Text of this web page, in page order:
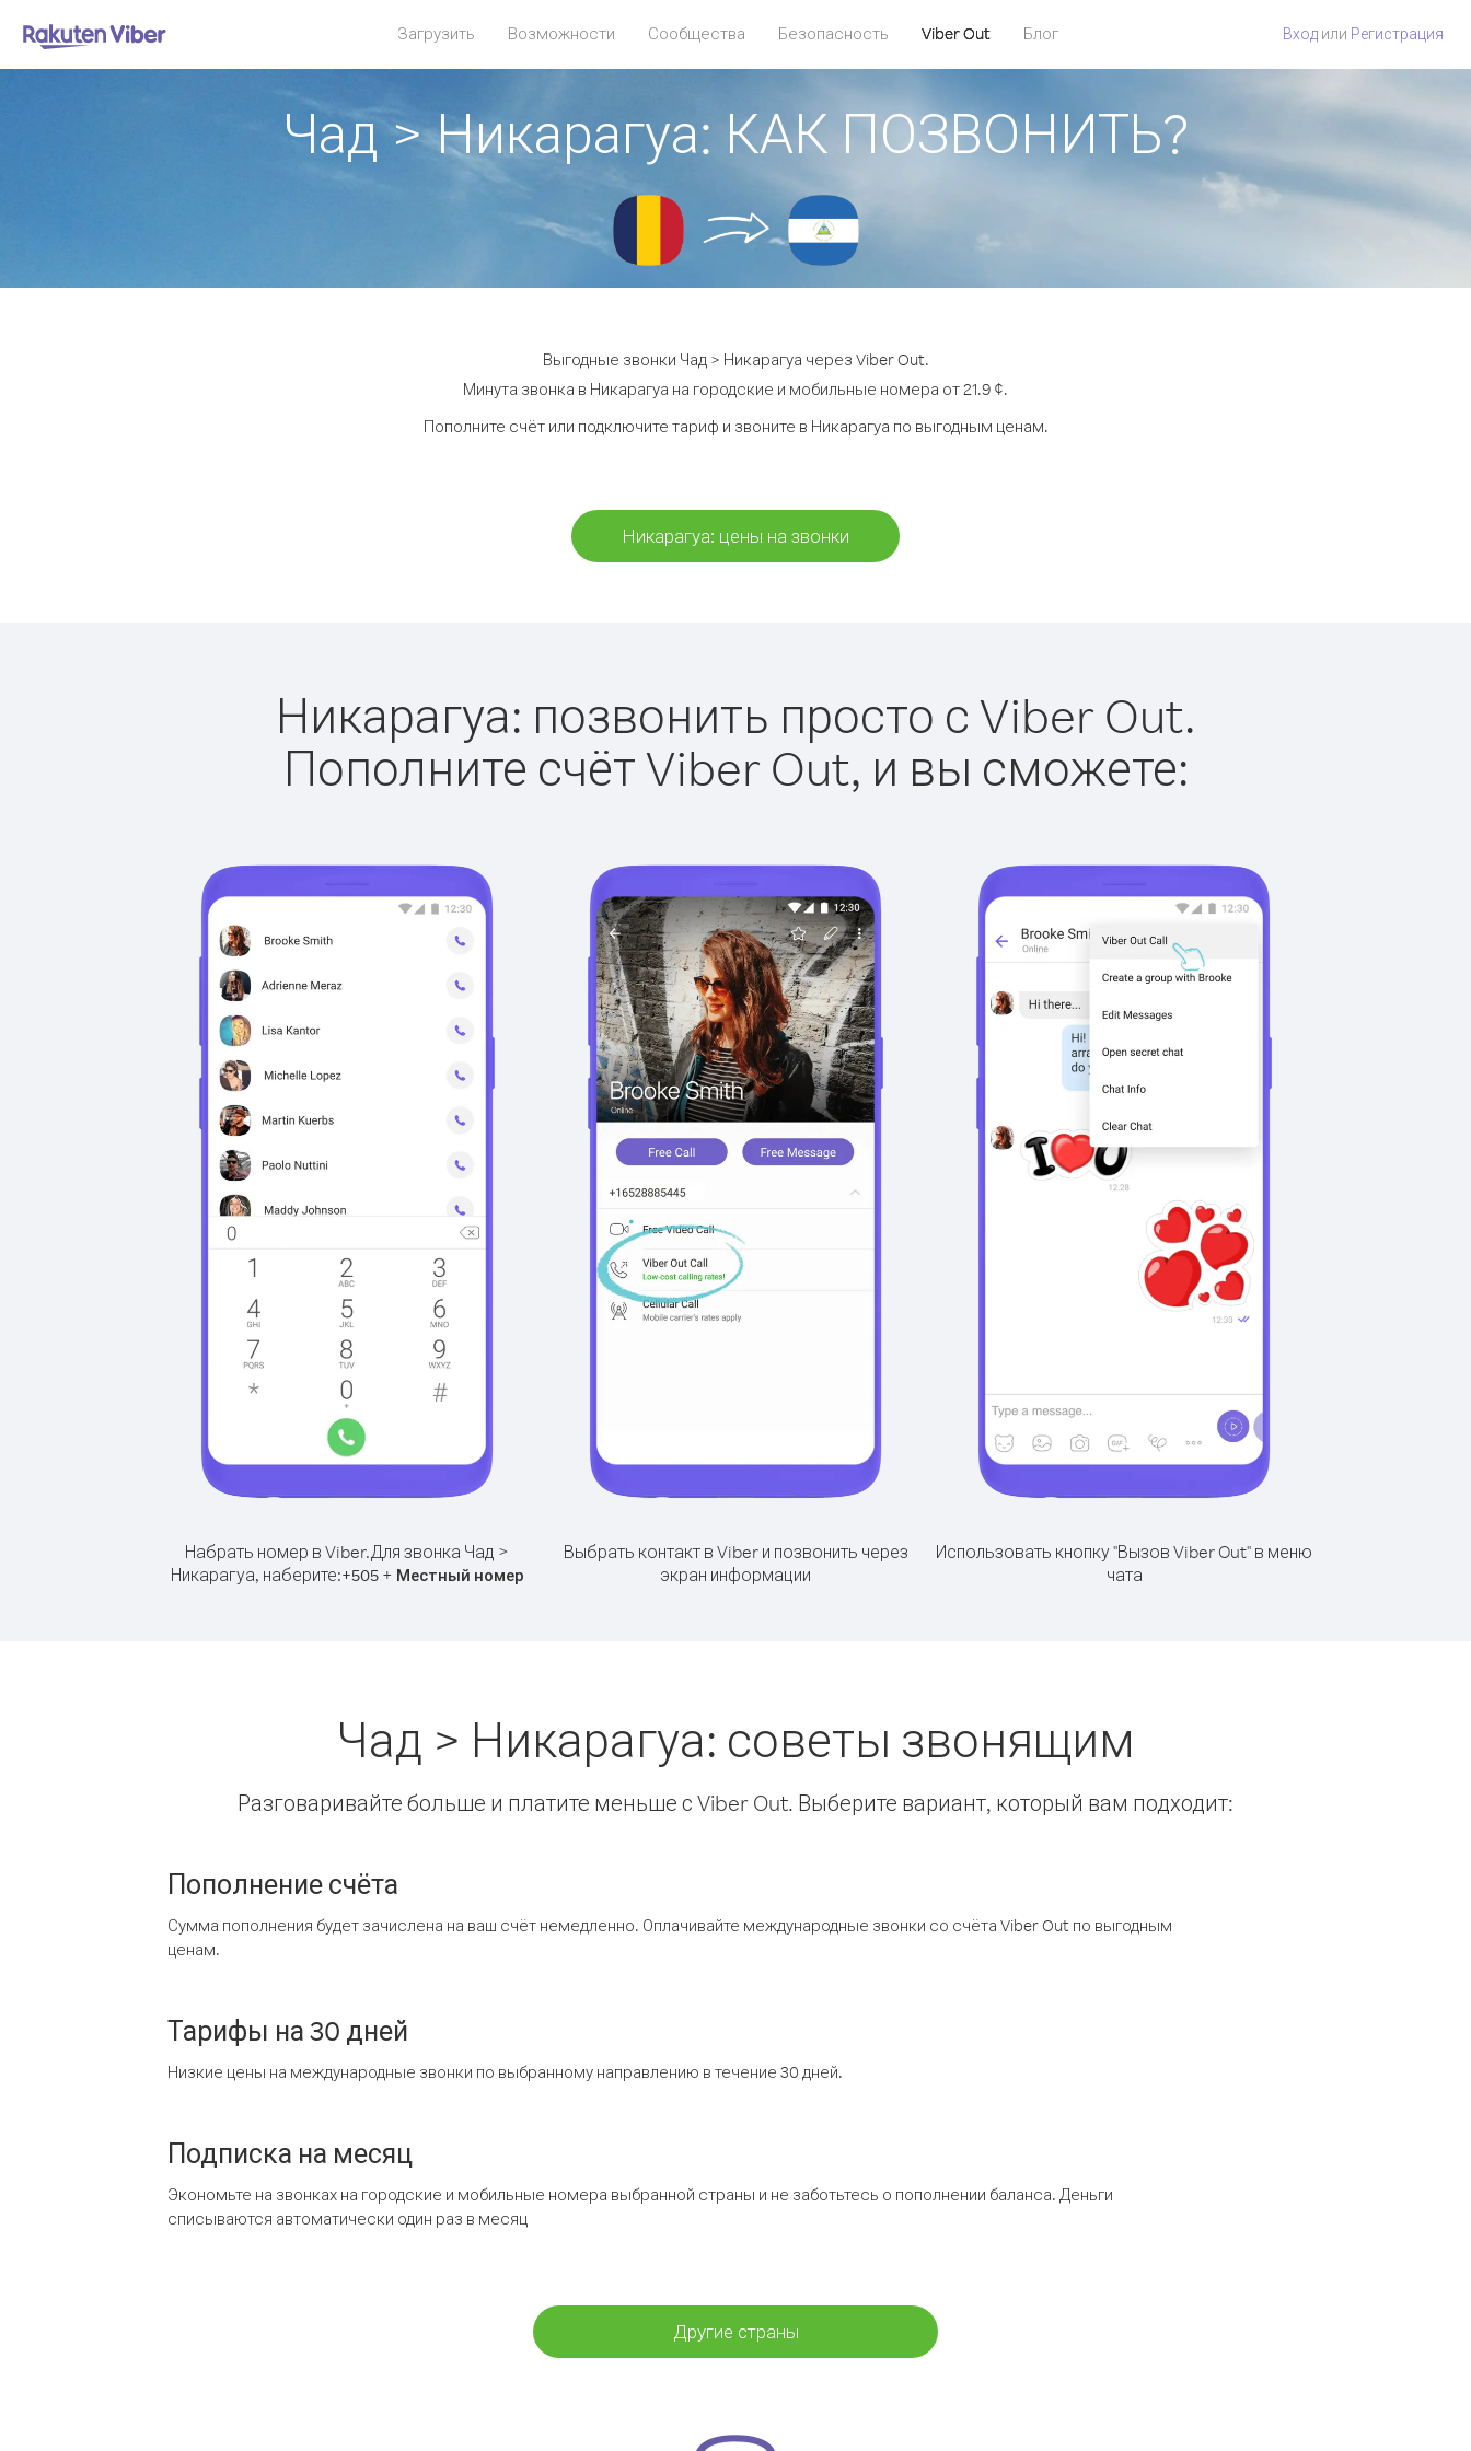
Загрузить Возможности Сообщества Безопасность Viber Out Блог Вход или Регистрация
Чад > Никарагуа: КАК ПОЗВОНИТЬ?
Выгодные звонки Чад > Никарагуа через Viber Out.
Минута звонка в Никарагуа на городские и мобильные номера от 21.9 ¢.
Пополните счёт или подключите тариф и звоните в Никарагуа по выгодным ценам.
Никарагуа: цены на звонки
Никарагуа: позвонить просто с Viber Out.
Пополните счёт Viber Out, и вы сможете:
Набрать номер в Viber.Для звонка Чад >
Никарагуа, наберите:+505+ Местный номер
Выбрать контакт в Viber и позвонить через
экран информации
Использовать кнопку "Вызов Viber Out" в меню
чата
Чад > Никарагуа: советы звонящим
Разговаривайте больше и платите меньше с Viber Out. Выберите вариант, который вам подходит:
Пополнение счёта
Сумма пополнения будет зачислена на ваш счёт немедленно. Оплачивайте международные звонки со счёта Viber Out по выгодным
ценам.
Тарифы на 30 дней
Низкие цены на международные звонки по выбранному направлению в течение 30 дней.
Подписка на месяц
Экономьте на звонках на городские и мобильные номера выбранной страны и не заботьтесь о пополнении баланса. Деньги
списываются автоматически один раз в месяц
Другие страны